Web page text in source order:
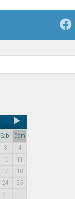
Sab
Dom
3
4
10
11
17
18
24
25
31 1